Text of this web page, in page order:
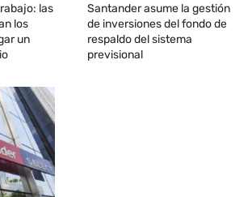
las
los
un
Santander asume la gestión
de inversiones del fondo de
respaldo del sistema
previsional